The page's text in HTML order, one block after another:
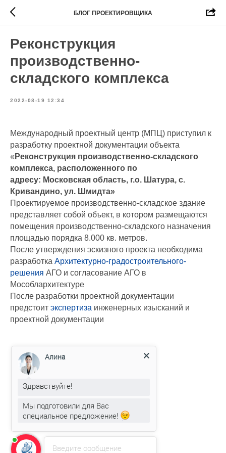
БЛОГ ПРОЕКТИРОВЩИКА
Реконструкция
производственно-
складского комплекса
2022-08-19 12:34
Международный проектный центр (МПЦ) приступил к
разработку проектной документации объекта
« Реконструкция производственно-складского
комплекса, расположенного по
адресу: Московская область, г.о. Шатура, с.
Кривандино, ул. Шмидта»
Проектируемое производственно-складское здание
представляет собой объект, в котором размещаются
помещения производственно-складского назначения
площадью порядка 8.000 кв. метров.
После утверждения эскизного проекта необходима
разработка Архитектурно-градостроительного-
решения АГО и согласование АГО в
Мособлархитектуре
После разработки проектной документации
предстоит экспертиза инженерных изысканий и
проектной документации
Введите сообщение
Алина
Здравствуйте!
Мы подготовили для Вас
специальное предложение!